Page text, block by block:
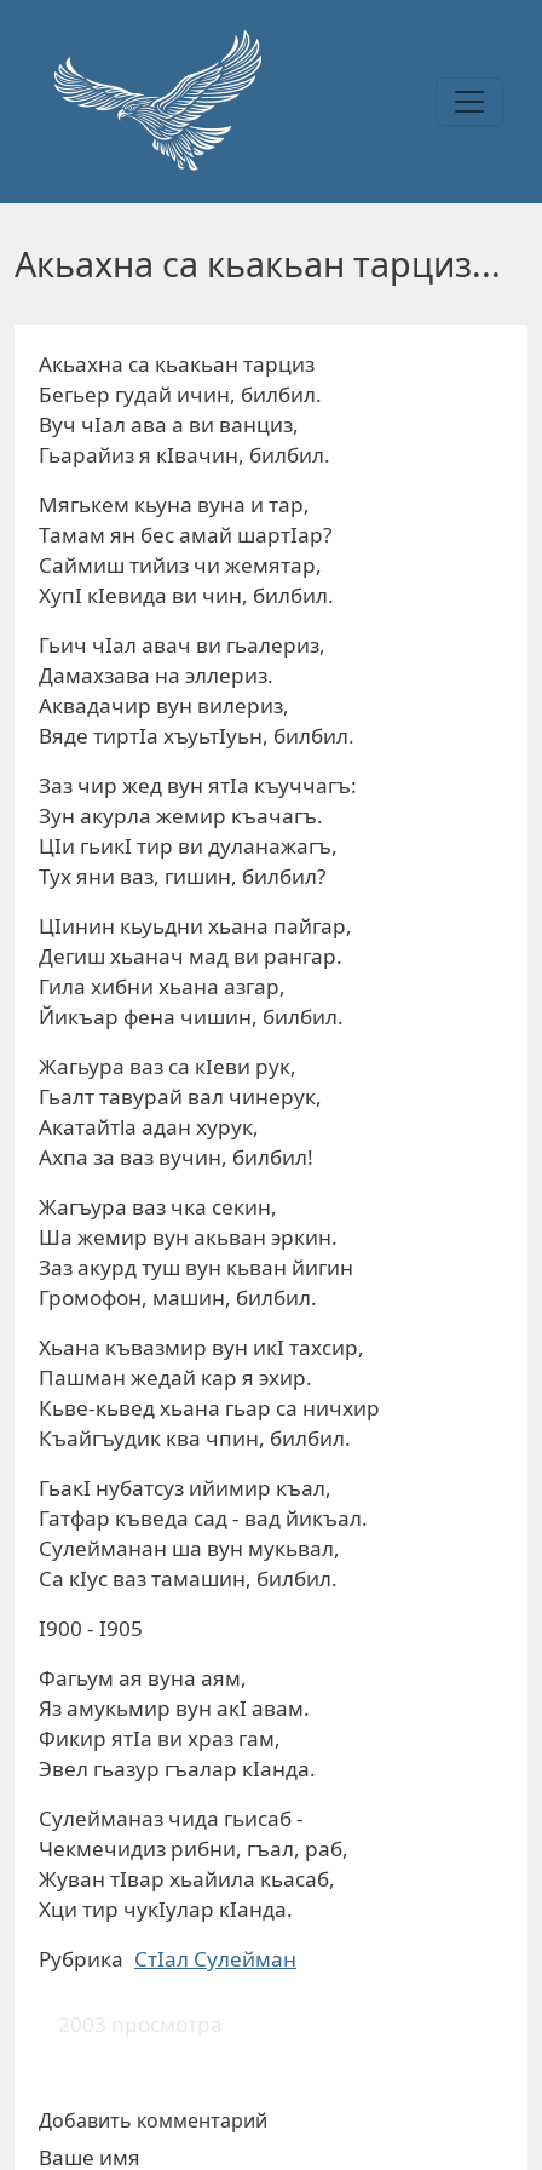
Акьахна са кьакьан тарциз...
Акьахна са кьакьан тарциз
Бегьер гудай ичин, билбил.
Вуч чIал ава а ви ванциз,
Гьарайиз я кIвачин, билбил.
Мягькем кьуна вуна и тар,
Тамам ян бес амай шapтIap?
Саймиш тийиз чи жемятар,
ХупI кIевида ви чин, билбил.
Гьич чIал авач ви гьалериз,
Дамахзава на эллериз.
Аквадачир вун вилериз,
Вяде тиртIа хъуьтIуьн, билбил.
Заз чир жед вун ятIа къуччагъ:
Зун акурла жемир къачагъ.
ЦIи гьикI тир ви дуланажагъ,
Тух яни ваз, гишин, билбил?
ЦIинин кьуьдни хьана пайгар,
Дегиш хьанач мад ви рангар.
Гила хибни хьана азгар,
Йикъар фена чишин, билбил.
Жагьура ваз са кIеви рук,
Гьалт тавурай вал чинерук,
Aкатайтla адан хурук,
Ахпа за ваз вучин, билбил!
Жагъура ваз чка секин,
Ша жемир вун акьван эркин.
Заз акурд туш вун кьван йигин
Громофон, машин, билбил.
Хьана къвазмир вун икI тахсир,
Пашман жедай кар я эхир.
Кьве-кьвед хьана гьар са ничхир
Къайгъудик ква чпин, билбил.
ГьакI нубатсуз ийимир къал,
Гатфар къведа сад - вад йикъал.
Сулейманан ша вун мукьвал,
Са кIус ваз тамашин, билбил.
I900 - I905
Фагьум ая вуна аям,
Яз амукьмир вун акI авам.
Фикир ятIа ви храз гам,
Эвел гьазур гъалар кIанда.
Сулейманаз чида гьисаб -
Чекмечидиз рибни, гъал, раб,
Жуван тIвар хьайила кьасаб,
Хци тир чукIулар кIанда.
Рубрика СтIал Сулейман
2003 просмотра
Добавить комментарий
Ваше имя